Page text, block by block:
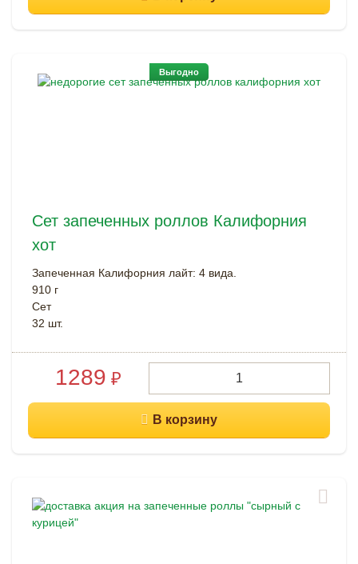
Сет запеченных роллов Калифорния
хот
Запеченная Калифорния лайт: 4 вида.
910 г
Cет
32 шт.
1289 ₽
Выгодно